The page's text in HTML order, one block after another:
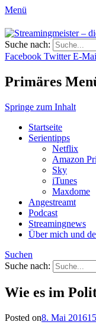
Menü
Hol dir die
Suche nach:
Facebook Twitter E-
Primäres
Springe zum Inhalt
Startseite
Serientipps
Netflix
Amazon
Sky
iTunes
Maxdome
Angestreamt
Podcast
Streamingnews
Über mich und
Suchen
Suche nach:
Wie es im
Posted on8. Mai 2016